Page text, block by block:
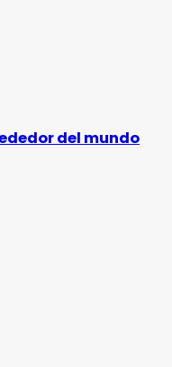
del mundo